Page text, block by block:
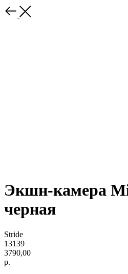
Экшн-камера
черная
Stride
13139
3790,00
р.